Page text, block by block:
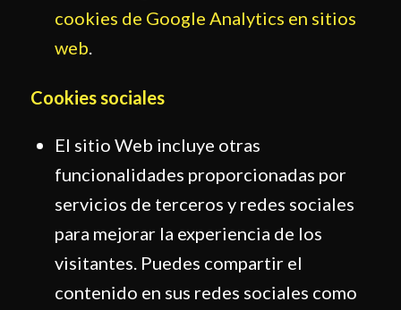
cookies de Google Analytics en sitios
web.
Cookies sociales
El sitio Web incluye otras
funcionalidades proporcionadas por
servicios de terceros y redes sociales
para mejorar la experiencia de los
visitantes. Puedes compartir el
contenido en sus redes sociales como